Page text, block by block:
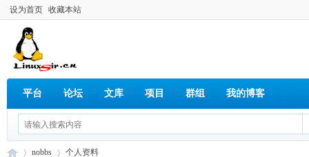
设为首页 收藏本站
平台 论坛 文库 项目 群组 我的博客
nobbs 个人资料